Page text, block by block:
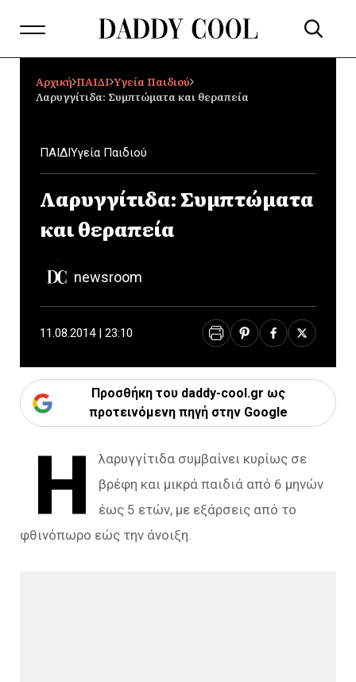
Αρχική ΠΑΙΔΙ Υγεία Παιδιού
Λαρυγγίτιδα: Συμπτώματα και θεραπεία
ΠΑΙΔΙΥγεία Παιδιού
Λαρυγγίτιδα: Συμπτώματα
και θεραπεία
newsroom
11.08.2014 | 23:10
Προσθήκη του daddy-cool.gr ως
προτεινόμενη πηγή στην Google
Η
λαρυγγίτιδα συμβαίνει κυρίως σε
βρέφη και μικρά παιδιά από 6 μηνών
έως 5 ετών, με εξάρσεις από το
φθινόπωρο εώς την άνοιξη.